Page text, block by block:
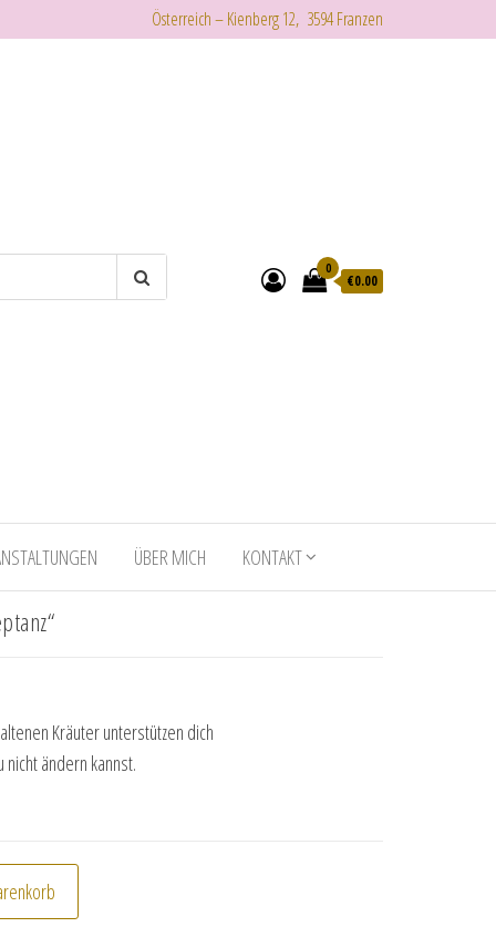
Österreich – Kienberg 12, 3594 Franzen
0
€0.00
ÜBER MICH KONTAKT
Kräuter unterstützen dich
ändern kannst.
Menge